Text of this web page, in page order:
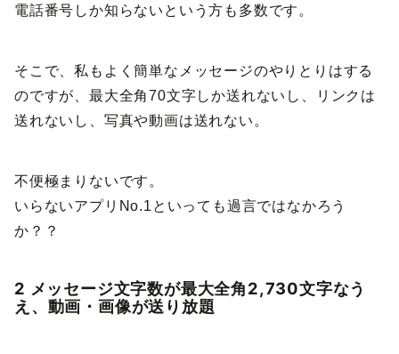
電話番号しか知らないという方も多数です。
そこで、私もよく簡単なメッセージのやりとりはする
のですが、最大全角70文字しか送れないし、リンクは
送れないし、写真や動画は送れない。
不便極まりないです。
いらないアプリNo.1といっても過言ではなかろう
か？？
2 メッセージ文字数が最大全角2,730文字なう
え、動画・画像が送り放題